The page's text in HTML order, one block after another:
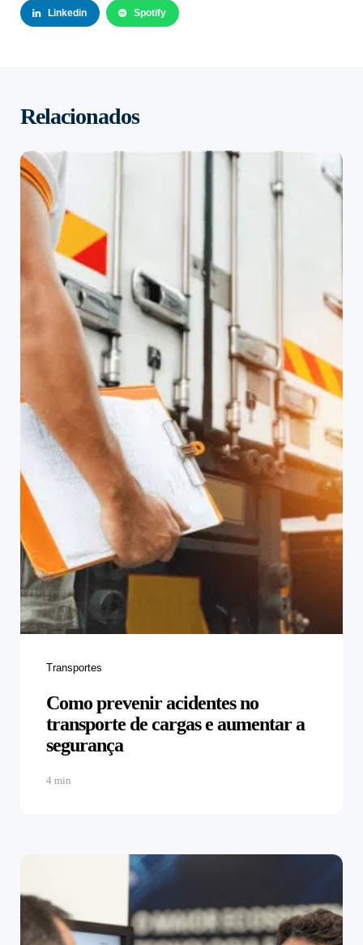
Linkedin Spotify
Relacionados
Categories
Transportes
Como prevenir acidentes no
transporte de cargas e aumentar a
segurança
4 min